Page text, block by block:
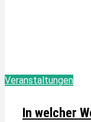
Veranstaltungen
In welcher